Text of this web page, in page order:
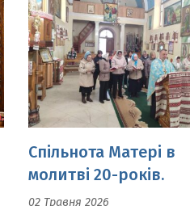
Спільнота Матері в
молитві 20-років.
02 Травня 2026